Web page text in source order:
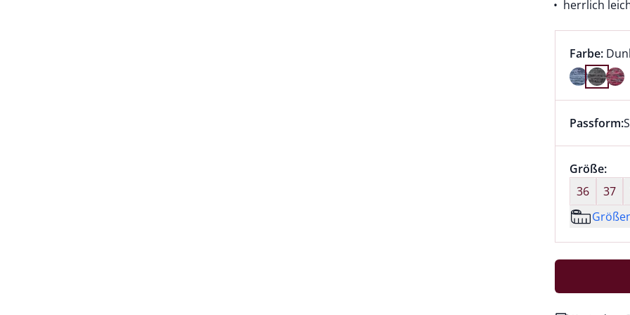
herrlich
Farbe:
Farbe
Dieser
Passform:
Größe:
36
37